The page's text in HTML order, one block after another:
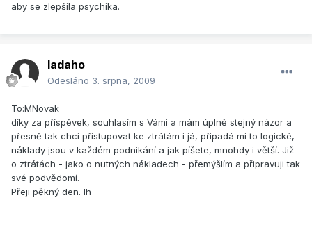
aby se zlepšila psychika.
ladaho
Odesláno 3. srpna, 2009
To:MNovak
díky za příspěvek, souhlasím s Vámi a mám úplně stejný názor a
přesně tak chci přistupovat ke ztrátám i já, připadá mi to logické,
náklady jsou v každém podnikání a jak píšete, mnohdy i větší. Již
o ztrátách - jako o nutných nákladech - přemýšlím a připravuji tak
své podvědomí.
Přeji pěkný den. lh